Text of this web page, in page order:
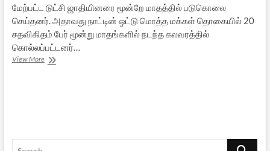
மேற்பட்ட டுட்சி ஜாதியினரை மூன்றே மாதத்தில் படுகொலை
செய்தனர். அதாவது நாட்டின் ஒட்டு மொத்த மக்கள் தொகையில் 20
சதவிகிதம் பேர் மூன்று மாதங்களில் நடந்த கலவரத்தில்
கொல்லப்பட்டனர்…
View Moreகிகாலி
Search